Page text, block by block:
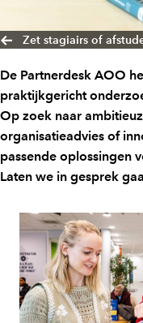
Zet stagiairs of
De Partnerdesk AOO
praktijkgericht
Op zoek naar
organisatieadvies of
passende oplossingen
Laten we in gesprek